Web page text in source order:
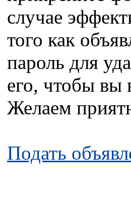
случае
того как
пароль для
его, чтобы вы
Желаем
Подать